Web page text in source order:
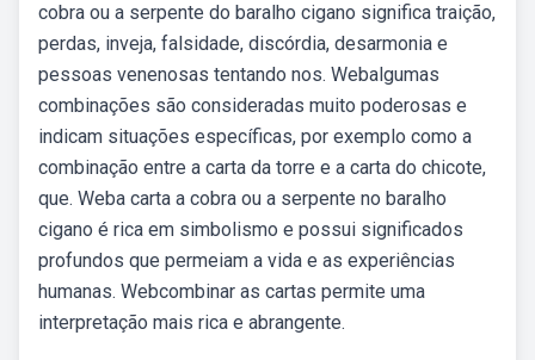
cobra ou a serpente do baralho cigano significa traição,
perdas, inveja, falsidade, discórdia, desarmonia e
pessoas venenosas tentando nos. Webalgumas
combinações são consideradas muito poderosas e
indicam situações específicas, por exemplo como a
combinação entre a carta da torre e a carta do chicote,
que. Weba carta a cobra ou a serpente no baralho
cigano é rica em simbolismo e possui significados
profundos que permeiam a vida e as experiências
humanas. Webcombinar as cartas permite uma
interpretação mais rica e abrangente.